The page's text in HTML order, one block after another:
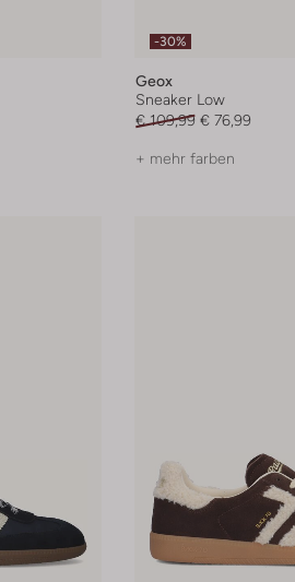
-30%
Geox
Sneaker Low
€ 109,99 € 76,99
+ mehr farben